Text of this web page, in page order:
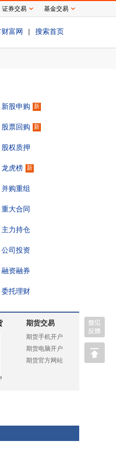
财富网 | 搜索首页
新股申购 新
股票回购 新
股权质押
龙虎榜 新
并购重组
重大合同
主力持仓
公司投资
融资融券
委托理财
期货交易
期货手机开户
期货电脑开户
期货官方网站
证券交易 基金交易